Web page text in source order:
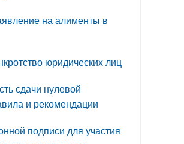
на алименты в
юридических лиц
сдачи нулевой
и рекомендации
подписи для участия